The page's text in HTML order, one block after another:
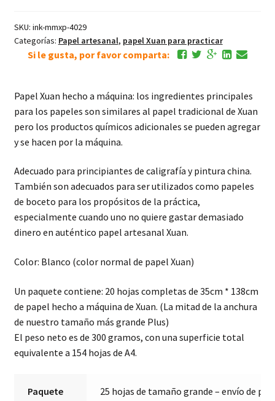
basado en
puntuación
de cliente
SKU: ink-mmxp-4029
Categorías: Papel artesanal, papel Xuan para practicar
Si le gusta, por favor comparta:
Papel Xuan hecho a máquina: los ingredientes principales
para los papeles son similares al papel tradicional de Xuan
pero los productos químicos adicionales se pueden agregar
y se hacen por la máquina.
Adecuado para principiantes de caligrafía y pintura china.
También son adecuados para ser utilizados como papeles
de boceto para los propósitos de la práctica,
especialmente cuando uno no quiere gastar demasiado
dinero en auténtico papel artesanal Xuan.
Color: Blanco (color normal de papel Xuan)
Un paquete contiene: 20 hojas completas de 35cm * 138cm
de papel hecho a máquina de Xuan. (La mitad de la anchura
de nuestro tamaño más grande Plus)
El peso neto es de 300 gramos, con una superficie total
equivalente a 154 hojas de A4.
Paquete
25 hojas de tamaño grande – envío de